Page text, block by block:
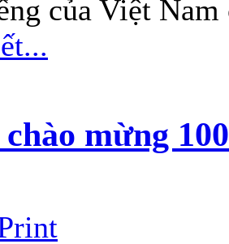
của Việt Nam
mừng